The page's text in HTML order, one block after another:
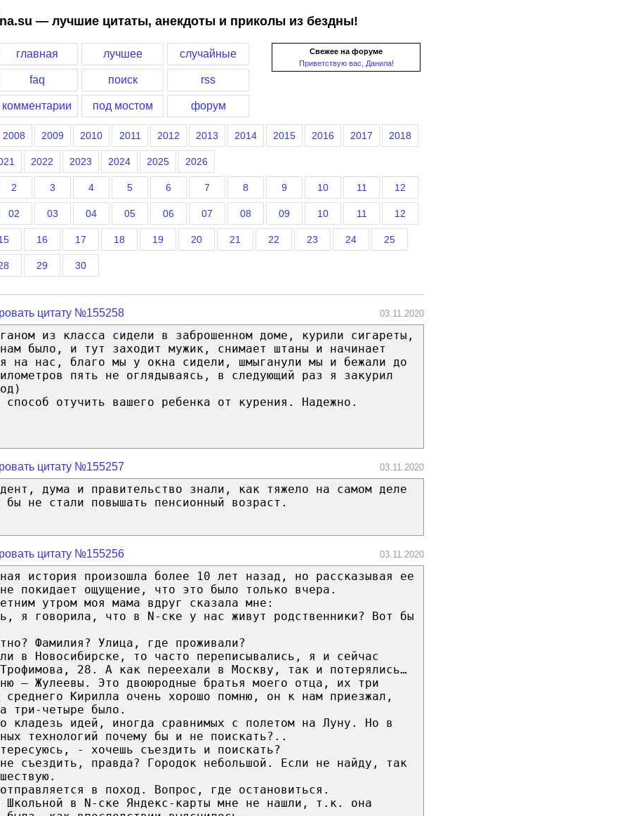
— лучшие цитаты, анекдоты и приколы из бездны!
Свежее на форуме
Приветствую вас, Данила!
главная лучшее случайные
faq поиск rss
комментарии под мостом форум
2008 2009 2010 2011 2012 2013 2014 2015 2016 2017 2018
2022 2023 2024 2025 2026
2 3 4 5 6 7 8 9 10 11 12
02 03 04 05 06 07 08 09 10 11 12
16 17 18 19 20 21 22 23 24 25
29 30
цитату №155258 03.11.2020
из класса сидели в заброшенном доме, курили сигареты,
было, и тут заходит мужик, снимает штаны и начинает
на нас, благо мы у окна сидели, шмыганули мы и бежали до
пять не оглядываясь, в следующий раз я закурил
отучить вашего ребенка от курения. Надежно.
цитату №155257 03.11.2020
дума и правительство знали, как тяжело на самом деле
не стали повышать пенсионный возраст.
цитату №155256 03.11.2020
история произошла более 10 лет назад, но рассказывая ее
покидает ощущение, что это было только вчера.
утром моя мама вдруг сказала мне:
я говорила, что в N-ске у нас живут родственники? Вот бы
Фамилия? Улица, где проживали?
в Новосибирске, то часто переписывались, я и сейчас
28. А как переехали в Москву, так и потерялись…
— Жулеевы. Это двоюродные братья моего отца, их три
Кирилла очень хорошо помню, он к нам приезжал,
три-четыре было.
кладезь идей, иногда сравнимых с полетом на Луну. Но в
технологий почему бы и не поискать?..
- хочешь съездить и поискать?
съездить, правда? Городок небольшой. Если не найду, так
в поход. Вопрос, где остановиться.
Школьной в N-ске Яндекс-карты мне не нашли, т.к. она